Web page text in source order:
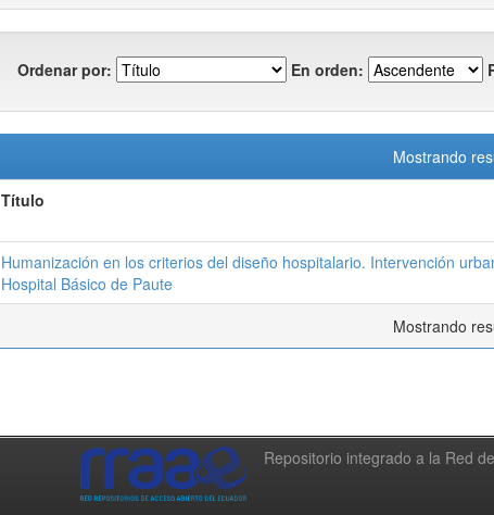
Ordenar por: En orden:
Mostrando
Título
Humanización en los criterios del diseño hospitalario. Intervención
Hospital Básico de Paute
Mostrando
Repositorio integrado a la Red